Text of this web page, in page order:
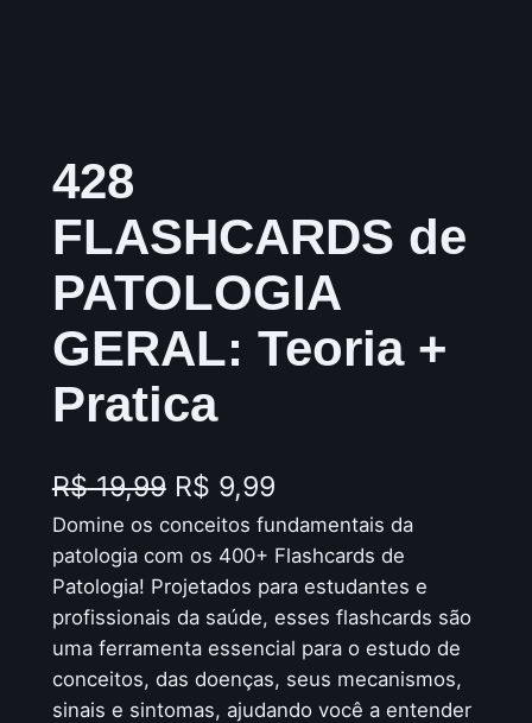
428
FLASHCARDS de
PATOLOGIA
GERAL: Teoria +
Pratica
R$19,99 O
p
r
e
ç
o
R$ 9,99O
p
r
e
ç
o
Domine os conceitos fundamentais da
patologia com os 400+ Flashcards de
Patologia! Projetados para estudantes e
profissionais da saúde, esses flashcards são
uma ferramenta essencial para o estudo de
conceitos, das doenças, seus mecanismos,
sinais e sintomas, ajudando você a entender